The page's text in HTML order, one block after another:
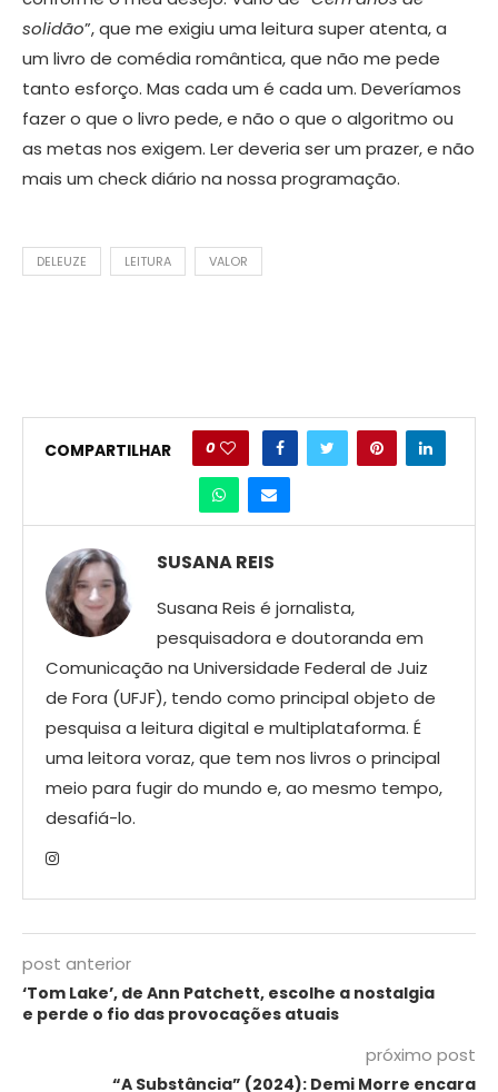
solidão”, que me exigiu uma leitura super atenta, a
um livro de comédia romântica, que não me pede
tanto esforço. Mas cada um é cada um. Deveríamos
fazer o que o livro pede, e não o que o algoritmo ou
as metas nos exigem. Ler deveria ser um prazer, e não
mais um check diário na nossa programação.
DELEUZE LEITURA VALOR
COMPARTILHAR 0
SUSANA REIS
Susana Reis é jornalista,
pesquisadora e doutoranda em
Comunicação na Universidade Federal de Juiz
de Fora (UFJF), tendo como principal objeto de
pesquisa a leitura digital e multiplataforma. É
uma leitora voraz, que tem nos livros o principal
meio para fugir do mundo e, ao mesmo tempo,
desafiá-lo.
post anterior
‘Tom Lake’, de Ann Patchett, escolhe a nostalgia
e perde o fio das provocações atuais
próximo post
“A Substância” (2024): Demi Morre encara